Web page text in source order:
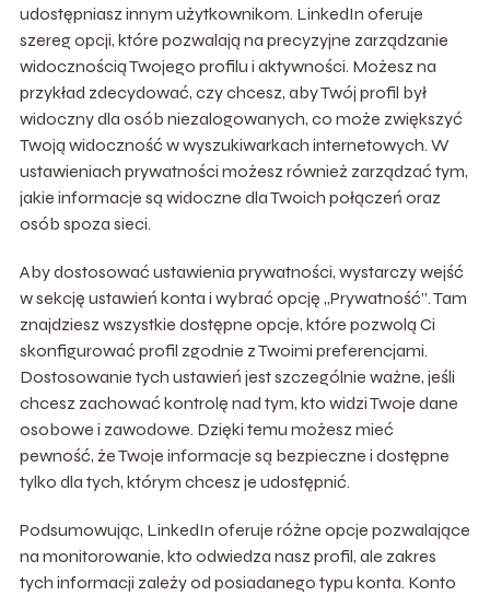
udostępniasz innym użytkownikom. LinkedIn oferuje
szereg opcji, które pozwalają na precyzyjne zarządzanie
widocznością Twojego profilu i aktywności. Możesz na
przykład zdecydować, czy chcesz, aby Twój profil był
widoczny dla osób niezalogowanych, co może zwiększyć
Twoją widoczność w wyszukiwarkach internetowych. W
ustawieniach prywatności możesz również zarządzać tym,
jakie informacje są widoczne dla Twoich połączeń oraz
osób spoza sieci.
Aby dostosować ustawienia prywatności, wystarczy wejść
w sekcję ustawień konta i wybrać opcję „Prywatność”. Tam
znajdziesz wszystkie dostępne opcje, które pozwolą Ci
skonfigurować profil zgodnie z Twoimi preferencjami.
Dostosowanie tych ustawień jest szczególnie ważne, jeśli
chcesz zachować kontrolę nad tym, kto widzi Twoje dane
osobowe i zawodowe. Dzięki temu możesz mieć
pewność, że Twoje informacje są bezpieczne i dostępne
tylko dla tych, którym chcesz je udostępnić.
Podsumowując, LinkedIn oferuje różne opcje pozwalające
na monitorowanie, kto odwiedza nasz profil, ale zakres
tych informacji zależy od posiadanego typu konta. Konto